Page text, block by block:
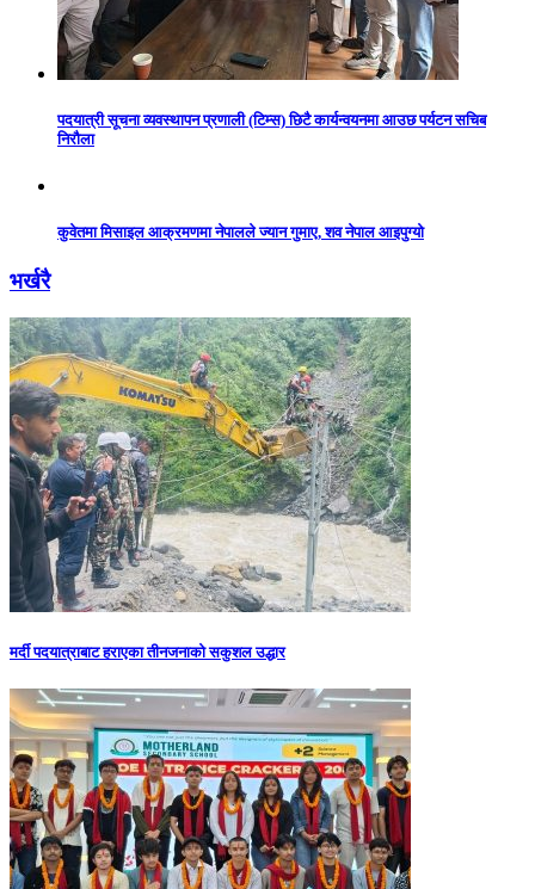
पदयात्री सूचना व्यवस्थापन प्रणाली (टिम्स) छिटै कार्यन्वयनमा आउछ पर्यटन सचिब
निरौला
कुवेतमा मिसाइल आक्रमणमा नेपालले ज्यान गुमाए, शव नेपाल आइपुग्यो
भर्खरै
मर्दी पदयात्राबाट हराएका तीनजनाको सकुशल उद्धार